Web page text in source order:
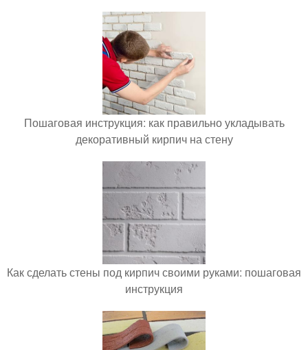
Пошаговая инструкция: как правильно укладывать
декоративный кирпич на стену
Как сделать стены под кирпич своими руками: пошаговая
инструкция